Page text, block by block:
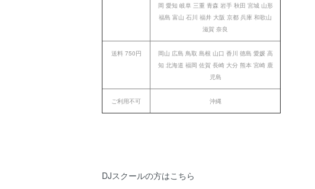
岡 愛知 岐阜 三重 青森 岩手 秋田 宮城 山形
福島 富山 石川 福井 大阪 京都 兵庫 和歌山
滋賀 奈良
送料 750円
岡山 広島 鳥取 島根 山口 香川 徳島 愛媛 高
知 北海道 福岡 佐賀 長崎 大分 熊本 宮崎 鹿
児島
ご利用不可 沖縄
DJスクールの方はこちら